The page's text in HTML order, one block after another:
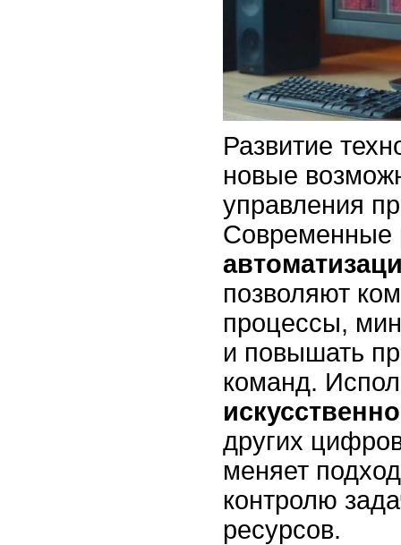
Развитие
новые
управления
Современные
позволяют
процессы,
и повышать
команд.
других
меняет
контролю
ресурсов.